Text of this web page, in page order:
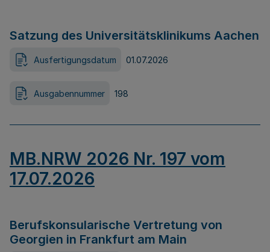
Satzung des Universitätsklinikums Aachen
Ausfertigungsdatum 01.07.2026
Ausgabennummer 198
MB.NRW 2026 Nr. 197 vom
17.07.2026
Berufskonsularische Vertretung von
Georgien in Frankfurt am Main